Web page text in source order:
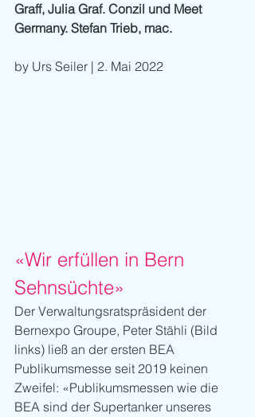
Graff, Julia Graf. Conzil und Meet
Germany. Stefan Trieb, mac.
by Urs Seiler | 2. Mai 2022
«Wir erfüllen in Bern
Sehnsüchte»
Der Verwaltungsratspräsident der
Bernexpo Groupe, Peter Stähli (Bild
links) ließ an der ersten BEA
Publikumsmesse seit 2019 keinen
Zweifel: «Publikumsmessen wie die
BEA sind der Supertanker unseres